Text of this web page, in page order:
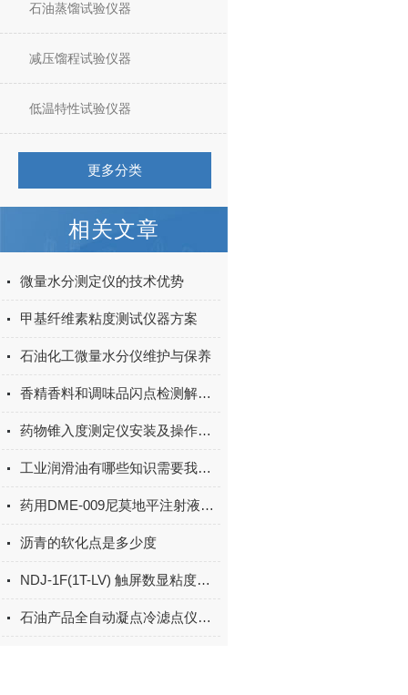
石油蒸馏试验仪器
减压馏程试验仪器
低温特性试验仪器
更多分类
相关文章
微量水分测定仪的技术优势
甲基纤维素粘度测试仪器方案
石油化工微量水分仪维护与保养
香精香料和调味品闪点检测解决方案
药物锥入度测定仪安装及操作方法分享
工业润滑油有哪些知识需要我们知道的！
药用DME-009尼莫地平注射液的凝固点测定解决方案
沥青的软化点是多少度
NDJ-1F(1T-LV) 触屏数显粘度计主要特点
石油产品全自动凝点冷滤点仪技术参数